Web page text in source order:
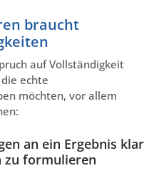
braucht
auf Vollständigkeit
echte
möchten, vor allem
an ein Ergebnis klar
zu formulieren